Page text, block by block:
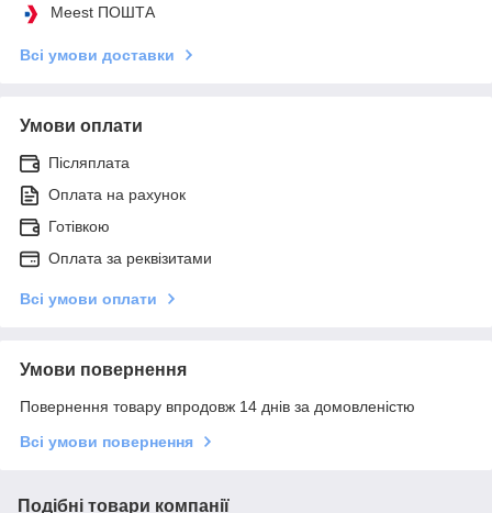
Meest ПОШТА
Всі умови доставки
Умови оплати
Післяплата
Оплата на рахунок
Готівкою
Оплата за реквізитами
Всі умови оплати
Умови повернення
Повернення товару впродовж 14 днів за домовленістю
Всі умови повернення
Подібні товари компанії